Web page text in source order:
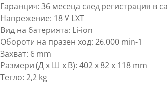
Гаранция: 36 месеца след регистрация в
Напрежение: 18 V LXT
Вид на батерията: Li-ion
Обороти на празен ход: 26.000 min-1
Захват: 6 mm
Размери (Д х Ш х В): 402 x 82 x 118 mm
Тегло: 2,2 kg